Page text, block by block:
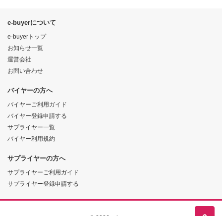
e-buyerについて
e-buyerトップ
お知らせ一覧
運営会社
お問い合わせ
バイヤーの方へ
バイヤーご利用ガイド
バイヤー登録申請する
サプライヤー一覧
バイヤー利用規約
サプライヤーの方へ
サプライヤーご利用ガイド
サプライヤー登録申請する